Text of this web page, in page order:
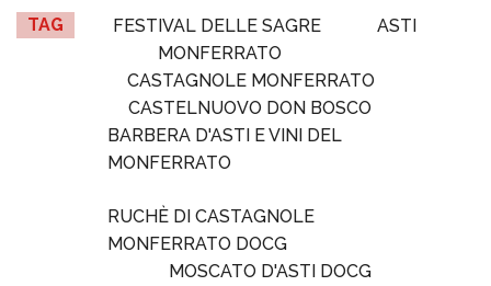
TAG FESTIVAL DELLE SAGRE
ASTI
MONFERRATO
CASTAGNOLE MONFERRATO
CASTELNUOVO DON BOSCO
BARBERA D'ASTI E VINI DEL
MONFERRATO
RUCHÈ DI CASTAGNOLE
MONFERRATO DOCG
MOSCATO D'ASTI DOCG